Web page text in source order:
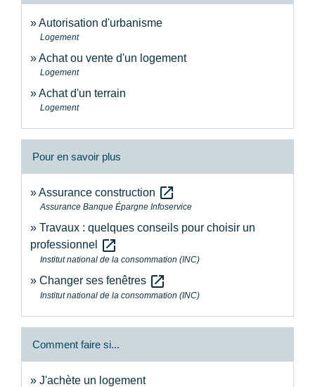
Autorisation d'urbanisme
Logement
Achat ou vente d'un logement
Logement
Achat d'un terrain
Logement
Pour en savoir plus
Assurance construction open_in_new
Assurance Banque Épargne Infoservice
Travaux : quelques conseils pour choisir un
professionnel
open_in_new
Institut national de la consommation (INC)
Changer ses fenêtres open_in_new
Institut national de la consommation (INC)
Comment faire si...
J'achète un logement